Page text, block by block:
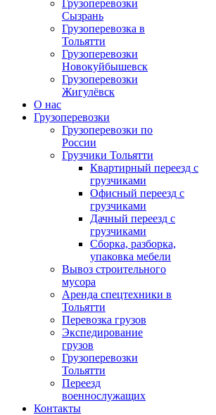
Грузоперевозки
Сызрань
Грузоперевозка в
Тольятти
Грузоперевозки
Новокуйбышевск
Грузоперевозки
Жигулёвск
О нас
Грузоперевозки
Грузоперевозки по
России
Грузчики Тольятти
Квартирный переезд с
грузчиками
Офисный переезд с
грузчиками
Дачный переезд с
грузчиками
Сборка, разборка,
упаковка мебели
Вывоз строительного
мусора
Аренда спецтехники в
Тольятти
Перевозка грузов
Экспедирование
грузов
Грузоперевозки
Тольятти
Переезд
военнослужащих
Контакты